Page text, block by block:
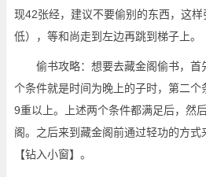
现42张经，建议不要偷别的东西，这
低），等和尚走到左边再跳到梯子上。
偷书攻略：想要去藏金阁偷书，
个条件就是时间为晚上的子时，第二
9重以上。上述两个条件都满足后，然
阁。之后来到藏金阁前通过轻功的方式
【钻入小窗】。